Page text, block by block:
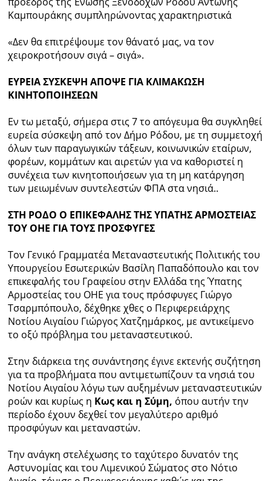
Καμπουράκης συμπληρώνοντας χαρακτηριστικά
«Δεν θα επιτρέψουμε τον θάνατό μας, να τον
χειροκροτήσουν σιγά – σιγά».
ΕΥΡΕΙΑ ΣΥΣΚΕΨΗ ΑΠΟΨΕ ΓΙΑ ΚΛΙΜΑΚΩΣΗ
ΚΙΝΗΤΟΠΟΙΗΣΕΩΝ
Εν τω μεταξύ, σήμερα στις 7 το απόγευμα θα συγκληθεί
ευρεία σύσκεψη από τον Δήμο Ρόδου, με τη συμμετοχή
όλων των παραγωγικών τάξεων, κοινωνικών εταίρων,
φορέων, κομμάτων και αιρετών για να καθοριστεί η
συνέχεια των κινητοποιήσεων για τη μη κατάργηση
των μειωμένων συντελεστών ΦΠΑ στα νησιά..
ΣΤΗ ΡΟΔΟ Ο ΕΠΙΚΕΦΑΛΗΣ ΤΗΣ ΥΠΑΤΗΣ ΑΡΜΟΣΤΕΙΑΣ
ΤΟΥ ΟΗΕ ΓΙΑ ΤΟΥΣ ΠΡΟΣΦΥΓΕΣ
Τον Γενικό Γραμματέα Μεταναστευτικής Πολιτικής του
Υπουργείου Εσωτερικών Βασίλη Παπαδόπουλο και τον
επικεφαλής του Γραφείου στην Ελλάδα της Ύπατης
Αρμοστείας του ΟΗΕ για τους πρόσφυγες Γιώργο
Τσαρμπόπουλο, δέχθηκε χθες ο Περιφερειάρχης
Νοτίου Αιγαίου Γιώργος Χατζημάρκος, με αντικείμενο
το οξύ πρόβλημα του μεταναστευτικού.
Στην διάρκεια της συνάντησης έγινε εκτενής συζήτηση
για τα προβλήματα που αντιμετωπίζουν τα νησιά του
Νοτίου Αιγαίου λόγω των αυξημένων μεταναστευτικών
ροών και κυρίως η Κως και η Σύμη, όπου αυτήν την
περίοδο έχουν δεχθεί τον μεγαλύτερο αριθμό
προσφύγων και μεταναστών.
Την ανάγκη στελέχωσης το ταχύτερο δυνατόν της
Αστυνομίας και του Λιμενικού Σώματος στο Νότιο